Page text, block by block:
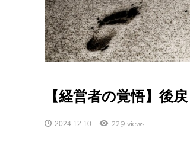
【経営者の覚悟】後
2024.12.10 229 views